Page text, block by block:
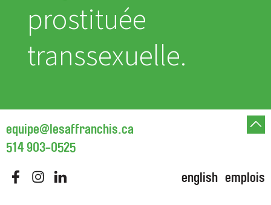
prostituée
transsexuelle.
equipe@lesaffranchis.ca
514 903-0525
english emplois